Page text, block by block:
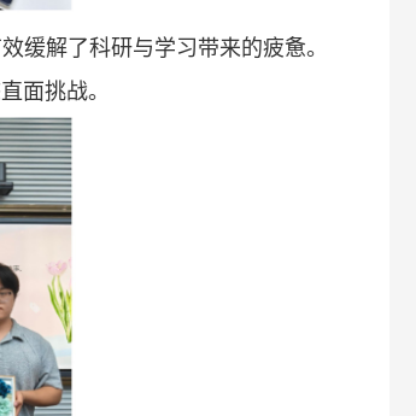
缓解了科研与学习带来的疲惫。
面挑战。